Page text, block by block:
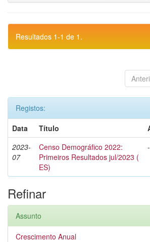
Resultados 1-1 de 1.
Registos:
Data
Título
2023-
07
Censo Demográfico 2022:
Primeiros Resultados jul/2023 (
ES)
-
Refinar
Assunto
Crescimento Anual